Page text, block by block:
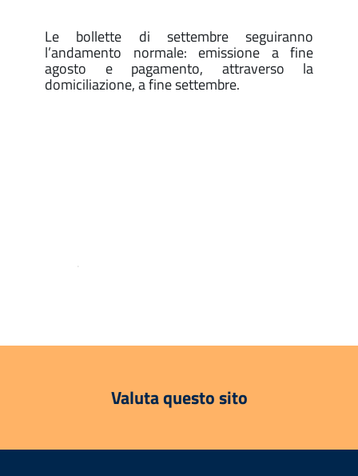
Le bollette di settembre seguiranno
l’andamento normale: emissione a fine
agosto e pagamento, attraverso la
domiciliazione, a fine settembre.
.
Valuta questo sito